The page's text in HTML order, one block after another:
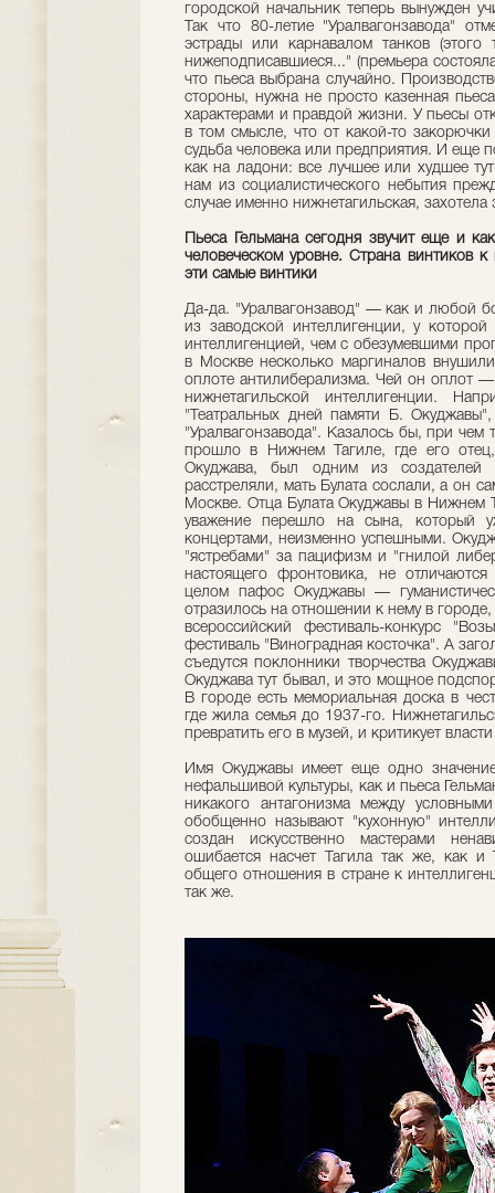
городской начальник теперь вынужден
Так что 80-летие "Уралвагонзавода"
эстрады или карнавалом танков
нижеподписавшиеся..." (премьера
что пьеса выбрана случайно.
стороны, нужна не просто казенная
характерами и правдой жизни. У пьесы
в том смысле, что от какой-то
судьба человека или предприятия. И еще
как на ладони: все лучшее или худшее
нам из социалистического небытия
случае именно нижнетагильская, захотела
Пьеса Гельмана сегодня звучит еще и
человеческом уровне. Страна винтиков
эти самые винтики
Да-да. "Уралвагонзавод" — как и любой
из заводской интеллигенции, у
интеллигенцией, чем с обезумевшими
в Москве несколько маргиналов
оплоте антилиберализма. Чей он оплот
нижнетагильской интеллигенции.
"Театральных дней памяти Б.
"Уралвагонзавода". Казалось бы, при чем
прошло в Нижнем Тагиле, где его
Окуджава, был одним из создателей
расстреляли, мать Булата сослали, а он
Москве. Отца Булата Окуджавы в Нижнем
уважение перешло на сына, который
концертами, неизменно успешными.
"ястребами" за пацифизм и "гнилой
настоящего фронтовика, не
целом пафос Окуджавы —
отразилось на отношении к нему в
всероссийский фестиваль-конкурс
фестиваль "Виноградная косточка". А
съедутся поклонники творчества
Окуджава тут бывал, и это мощное
В городе есть мемориальная доска в
где жила семья до 1937-го.
превратить его в музей, и критикует
Имя Окуджавы имеет еще одно
нефальшивой культуры, как и пьеса
никакого антагонизма между
обобщенно называют "кухонную"
создан искусственно мастерами
ошибается насчет Тагила так же, как
общего отношения в стране к
так же.